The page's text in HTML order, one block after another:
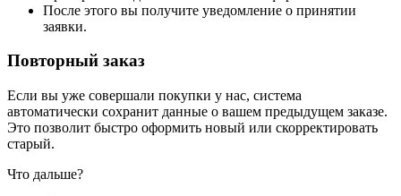
После этого вы получите уведомление о принятии
заявки.
Повторный заказ
Если вы уже совершали покупки у нас, система
автоматически сохранит данные о вашем предыдущем заказе.
Это позволит быстро оформить новый или скорректировать
старый.
Что дальше?